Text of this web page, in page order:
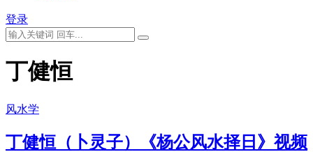
登录
丁健恒
风水学
丁健恒（卜灵子）《杨公风水择日》视频